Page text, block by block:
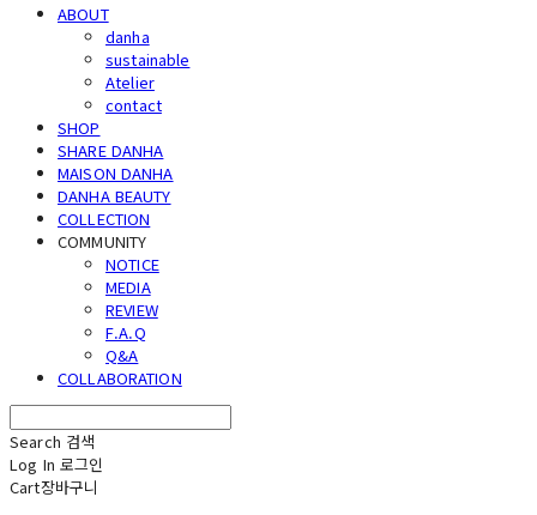
ABOUT
danha
sustainable
Atelier
contact
SHOP
SHARE DANHA
MAISON DANHA
DANHA BEAUTY
COLLECTION
COMMUNITY
NOTICE
MEDIA
REVIEW
F.A.Q
Q&A
COLLABORATION
Search 검색
Log In 로그인
Cart장바구니